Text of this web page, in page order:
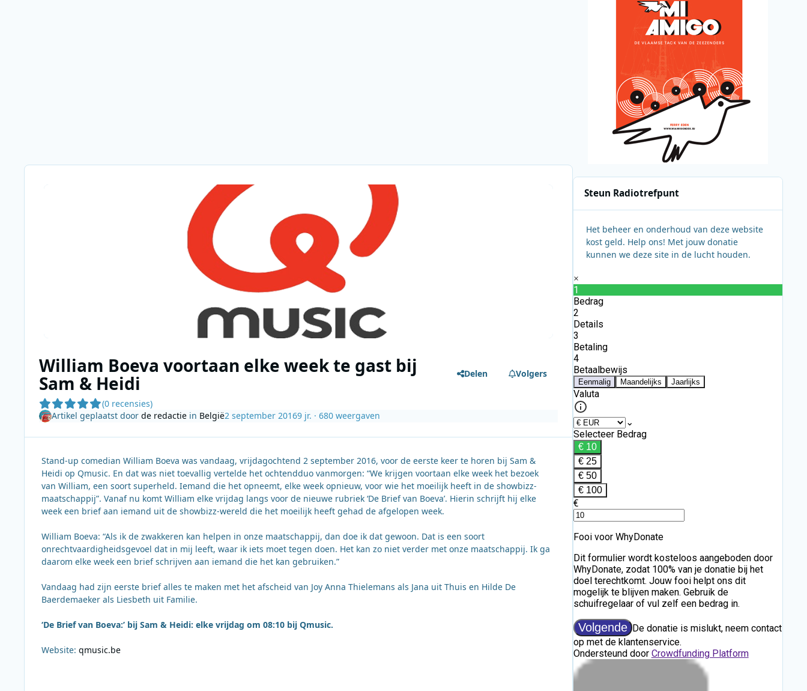
William Boeva voortaan elke week te gast bij
Sam & Heidi
(0 recensies)
Delen Volgers
Artikel geplaatst door de redactiein België2 september 20169 jr. · 680 weergaven
Stand-up comedian William Boeva was vandaag, vrijdagochtend 2 september 2016, voor de eerste keer te horen bij Sam &
Heidi op Qmusic. En dat was niet toevallig vertelde het ochtendduo vanmorgen: “We krijgen voortaan elke week het bezoek
van William, een soort superheld. Iemand die het opneemt, elke week opnieuw, voor wie het moeilijk heeft in de showbizz-
maatschappij”. Vanaf nu komt William elke vrijdag langs voor de nieuwe rubriek ‘De Brief van Boeva’. Hierin schrijft hij elke
week een brief aan iemand uit de showbizz-wereld die het moeilijk heeft gehad de afgelopen week.
William Boeva: “Als ik de zwakkeren kan helpen in onze maatschappij, dan doe ik dat gewoon. Dat is een soort
onrechtvaardigheidsgevoel dat in mij leeft, waar ik iets moet tegen doen. Het kan zo niet verder met onze maatschappij. Ik ga
daarom elke week een brief schrijven aan iemand die het kan gebruiken.”
Vandaag had zijn eerste brief alles te maken met het afscheid van Joy Anna Thielemans als Jana uit Thuis en Hilde De
Baerdemaeker als Liesbeth uit Familie.
‘De Brief van Boeva:’ bij Sam & Heidi: elke vrijdag om 08:10 bij Qmusic.
Website: qmusic.be
Steun Radiotrefpunt
Het beheer en onderhoud van deze website
kost geld. Help ons! Met jouw donatie
kunnen we deze site in de lucht houden.